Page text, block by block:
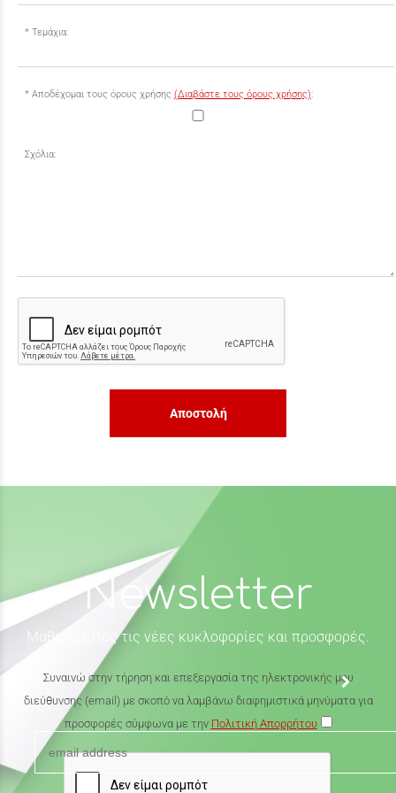
Τεμάχια:
Αποδέχομαι τους όρους χρήσης (Διαβάστε τους όρους χρήσης):
Σχόλια:
Αποστολή
Newsletter
Μάθε πρώτος τις νέες κυκλοφορίες και προσφορές.
Συναινώ στην τήρηση και επεξεργασία της ηλεκτρονικής μου
διεύθυνσης (email) με σκοπό να λαμβάνω διαφημιστικά μηνύματα για
προσφορές σύμφωνα με την Πολιτική Απορρήτου